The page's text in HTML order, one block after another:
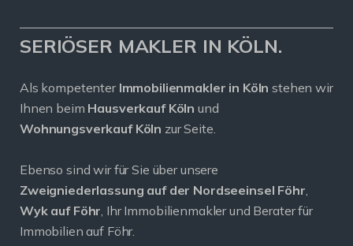
SERIÖSER MAKLER IN KÖLN.
Als kompetenter Immobilienmakler in Köln stehen wir
Ihnen beim Hausverkauf Köln und
Wohnungsverkauf Köln zur Seite.
Ebenso sind wir für Sie über unsere
Zweigniederlassung auf der Nordseeinsel Föhr,
Wyk auf Föhr, Ihr Immobilienmakler und Berater für
Immobilien auf Föhr.